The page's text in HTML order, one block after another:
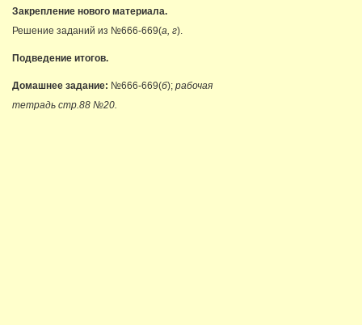
Закрепление нового материала.
Решение заданий из №666-669(а, г).
Подведение итогов.
Домашнее задание: №666-669(б); рабочая
тетрадь стр.88 №20.